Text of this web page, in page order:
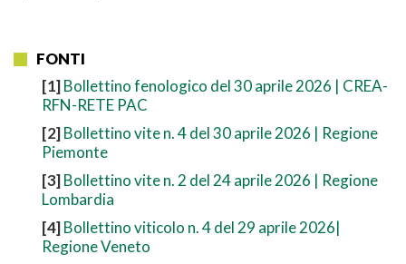
FONTI
[1]Bollettino fenologico del 30 aprile 2026 | CREA-
RFN-RETE PAC
[2]Bollettino vite n. 4 del 30 aprile 2026 | Regione
Piemonte
[3]Bollettino vite n. 2 del 24 aprile 2026 | Regione
Lombardia
[4]Bollettino viticolo n. 4 del 29 aprile 2026|
Regione Veneto